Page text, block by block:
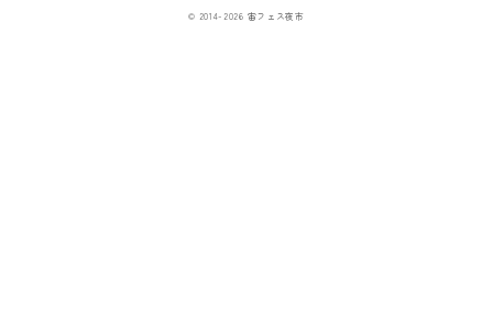
© 2014-2026 宙フェス夜市